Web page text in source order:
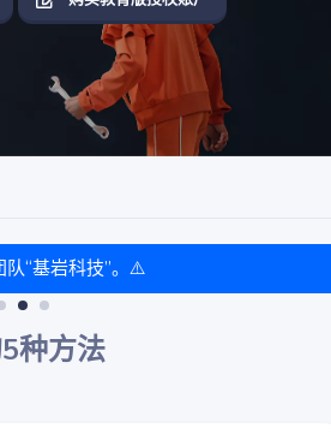
“基岩科技”。⚠️
种方法